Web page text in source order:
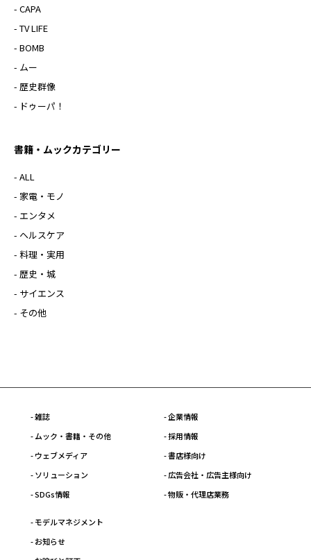
- CAPA
- TV LIFE
- BOMB
- ムー
- 歴史群像
- ドゥーパ！
書籍・ムックカテゴリー
- ALL
- 家電・モノ
- エンタメ
- ヘルスケア
- 料理・実用
- 歴史・城
- サイエンス
- その他
- 雑誌
- ムック・書籍・その他
- ウェブメディア
- ソリューション
- SDGs情報
- 企業情報
- 採用情報
- 書店様向け
- 広告会社・広告主様向け
- 物販・代理店業務
- モデルマネジメント
- お知らせ